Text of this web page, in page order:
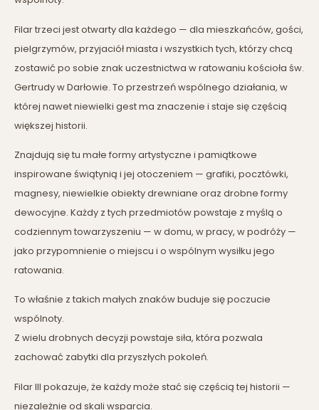
Filar trzeci jest otwarty dla każdego — dla mieszkańców, gości,
pielgrzymów, przyjaciół miasta i wszystkich tych, którzy chcą
zostawić po sobie znak uczestnictwa w ratowaniu kościoła św.
Gertrudy w Darłowie. To przestrzeń wspólnego działania, w
której nawet niewielki gest ma znaczenie i staje się częścią
większej historii.
Znajdują się tu małe formy artystyczne i pamiątkowe
inspirowane świątynią i jej otoczeniem — grafiki, pocztówki,
magnesy, niewielkie obiekty drewniane oraz drobne formy
dewocyjne. Każdy z tych przedmiotów powstaje z myślą o
codziennym towarzyszeniu — w domu, w pracy, w podróży —
jako przypomnienie o miejscu i o wspólnym wysiłku jego
ratowania.
To właśnie z takich małych znaków buduje się poczucie
wspólnoty.
Z wielu drobnych decyzji powstaje siła, która pozwala
zachować zabytki dla przyszłych pokoleń.
Filar III pokazuje, że każdy może stać się częścią tej historii —
niezależnie od skali wsparcia.